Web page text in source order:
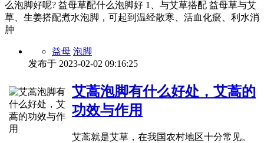
么泡脚好呢? 益母草配什么泡脚好 1、与艾草搭配 益母草与艾
草、生姜搭配煮水泡脚，可起到温经散寒、活血化瘀、利水消
肿
益母 泡脚
发布于 2023-02-02 09:16:25
艾蒿泡脚有什么好处，艾蒿的
功效与作用
艾蒿就是艾草，在我国农村地区十分常见。